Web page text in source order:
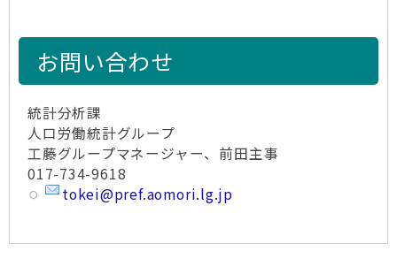
お問い合わせ
統計分析課
人口労働統計グループ
工藤グループマネージャー、前田主事
017-734-9618
tokei@pref.aomori.lg.jp